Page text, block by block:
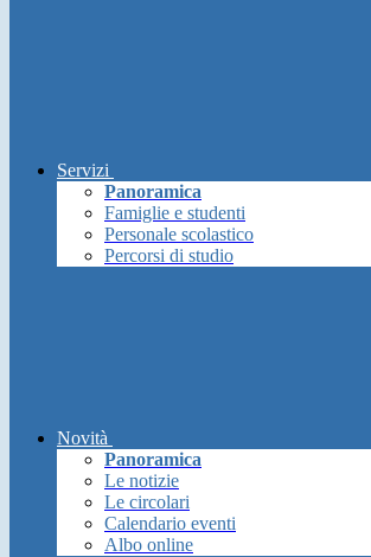
Servizi
Panoramica
Famiglie e studenti
Personale scolastico
Percorsi di studio
Novità
Panoramica
Le notizie
Le circolari
Calendario eventi
Albo online